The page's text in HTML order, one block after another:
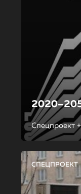
Спецпроект
СПЕЦПРОЕКТ